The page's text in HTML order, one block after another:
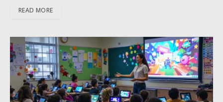
READ MORE